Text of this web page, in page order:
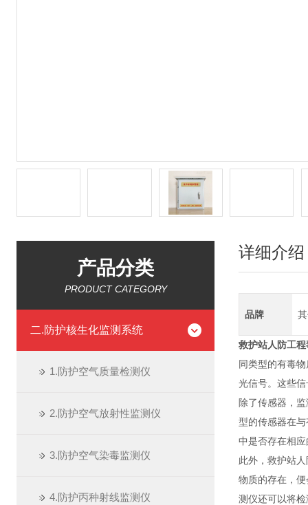
产品分类
PRODUCT CATEGORY
二.防护核生化监测系统
1.防护空气质量检测仪
2.防护空气放射性监测仪
3.防护空气染毒监测仪
4.防护丙种射线监测仪
详细介绍
品牌
救护站人防工
同类型的有毒
光信号。这些
除了传感器，
型的传感器在
中是否存在相
此外，救护站
物质的存在，
测仪还可以将